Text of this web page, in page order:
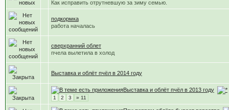
Как исправить отрутневшую за зиму семью.
подкормка
работа началась
сверхранний облет
пчела вылетила в холод
Выставка и облёт пчёл в 2014 году
Выставка и облёт пчёл в 2013 году
1 2 3 » 11